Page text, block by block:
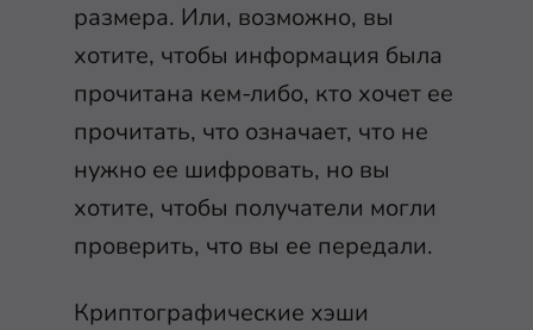
размера. Или, возможно, вы
хотите, чтобы информация была
прочитана кем-либо, кто хочет ее
прочитать, что означает, что не
нужно ее шифровать, но вы
хотите, чтобы получатели могли
проверить, что вы ее передали.
Криптографические хэши